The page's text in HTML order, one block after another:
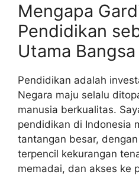
Mengapa
Pendidikan
Utama Bangsa
Pendidikan adalah
Negara maju selalu
manusia berkualitas.
pendidikan di Indonesia
tantangan besar,
terpencil kekurangan
memadai, dan akses ke